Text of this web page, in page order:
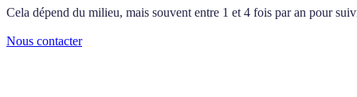
Cela dépend du milieu, mais souvent entre 1 et 4 fois par an pour
Nous contacter